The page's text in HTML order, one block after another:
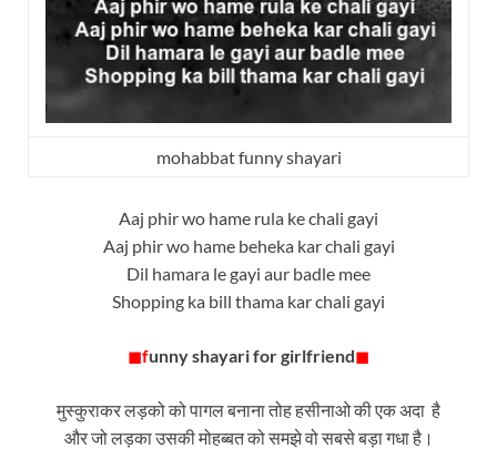
mohabbat funny shayari
Aaj phir wo hame rula ke chali gayi
Aaj phir wo hame beheka kar chali gayi
Dil hamara le gayi aur badle mee
Shopping ka bill thama kar chali gayi
◼funny shayari for girlfriend◼
मुस्कुराकर लड़को को पागल बनाना तोह हसीनाओ की एक अदा है
और जो लड़का उसकी मोहब्बत को समझे वो सबसे बड़ा गधा है।